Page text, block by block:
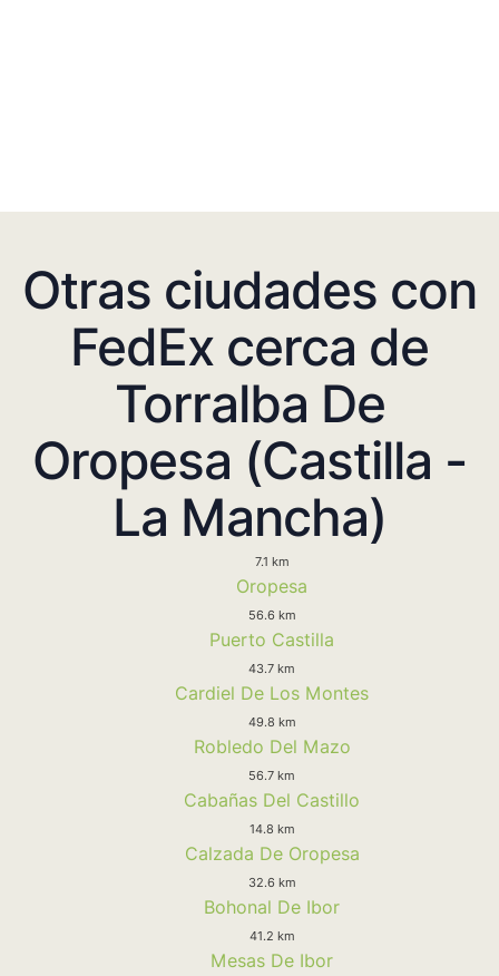
Otras ciudades con
FedEx cerca de
Torralba De
Oropesa (Castilla -
La Mancha)
7.1 km
Oropesa
56.6 km
Puerto Castilla
43.7 km
Cardiel De Los Montes
49.8 km
Robledo Del Mazo
56.7 km
Cabañas Del Castillo
14.8 km
Calzada De Oropesa
32.6 km
Bohonal De Ibor
41.2 km
Mesas De Ibor